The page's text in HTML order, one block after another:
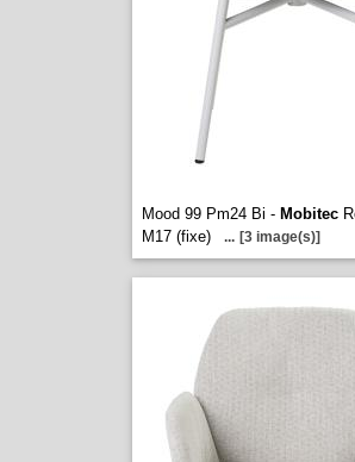
Mood 99 Pm24 Bi - Mobitec
M17 (fixe)
... [3 image(s)]